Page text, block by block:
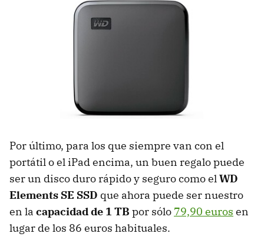
Por último, para los que siempre van con el
portátil o el iPad encima, un buen regalo puede
ser un disco duro rápido y seguro como elWD
Elements SE SSD que ahora puede ser nuestro
en la capacidad de 1 TB por sólo 79,90 euros en
lugar de los 86 euros habituales.